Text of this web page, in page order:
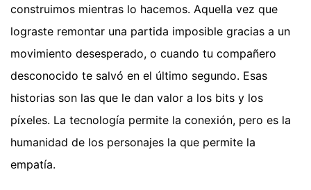
construimos mientras lo hacemos. Aquella vez que
lograste remontar una partida imposible gracias a un
movimiento desesperado, o cuando tu compañero
desconocido te salvó en el último segundo. Esas
historias son las que le dan valor a los bits y los
píxeles. La tecnología permite la conexión, pero es la
humanidad de los personajes la que permite la
empatía.